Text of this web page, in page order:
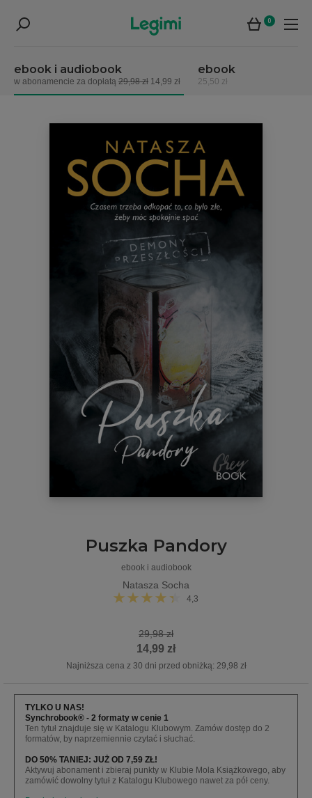
0
ebook i audiobook
w abonamencie za dopłatą 29,98 zł 14,99 zł
ebook
25,50 zł
Puszka Pandory
ebook i audiobook
Natasza Socha
4,3
29,98 zł
14,99 zł
Najniższa cena z 30 dni przed obniżką: 29,98 zł
TYLKO U NAS!
Synchrobook® - 2 formaty w cenie 1
Ten tytuł znajduje się w Katalogu Klubowym. Zamów dostęp do 2
formatów, by naprzemiennie czytać i słuchać.
DO 50% TANIEJ: JUŻ OD 7,59 ZŁ!
Aktywuj abonament i zbieraj punkty w Klubie Mola Książkowego, aby
zamówić dowolny tytuł z Katalogu Klubowego nawet za pół ceny.